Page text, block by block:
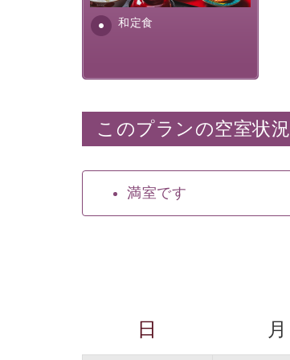
和定食
安全を心掛けた長野県産...
このプランの空室状況
満室です
日 月